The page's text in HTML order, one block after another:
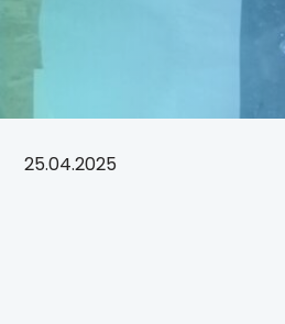
25.04.2025